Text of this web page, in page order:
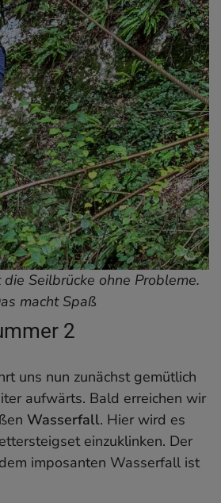
Seilbrücke ohne Probleme.
macht Spaß
2
uns nun zunächst gemütlich
aufwärts. Bald erreichen wir
Wasserfall. Hier wird es
einzuklinken. Der
imposanten Wasserfall ist